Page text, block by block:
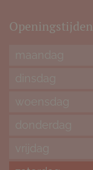
Openingstijden
maandag
dinsdag
woensdag
donderdag
vrijdag